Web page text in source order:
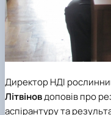
Директор НДІ
Літвіновдоповів про
аспірантуру та